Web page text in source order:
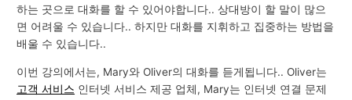
하는 곳으로 대화를 할 수 있어야합니다.. 상대방이 할 말이 많으
면 어려울 수 있습니다.. 하지만 대화를 지휘하고 집중하는 방법을
배울 수 있습니다..
이번 강의에서는, Mary와 Oliver의 대화를 듣게됩니다.. Oliver는
고객 서비스 인터넷 서비스 제공 업체, Mary는 인터넷 연결 문제